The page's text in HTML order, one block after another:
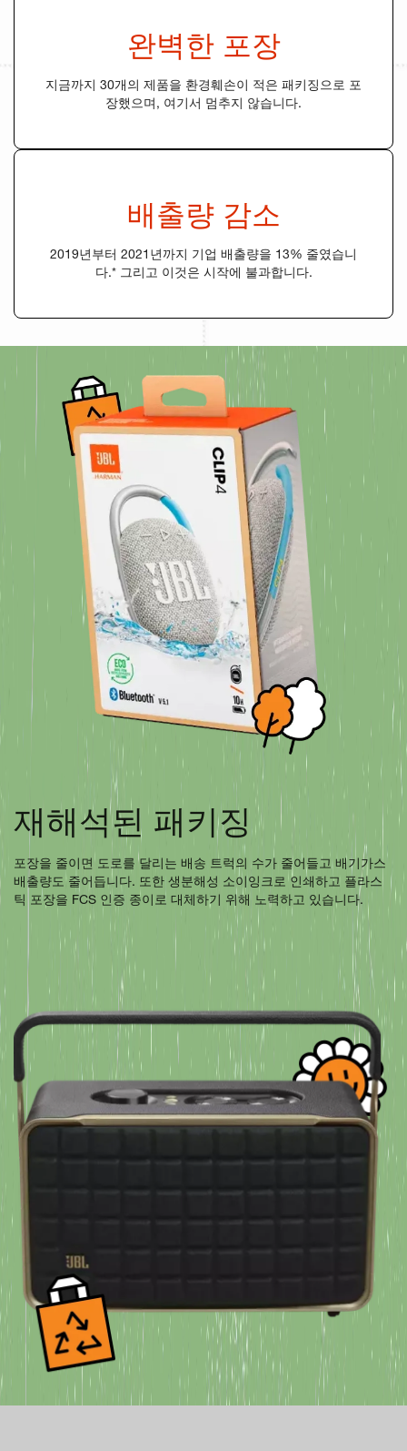
완벽한 포장
지금까지 30개의 제품을 환경훼손이 적은 패키징으로 포
장했으며, 여기서 멈추지 않습니다.
배출량 감소
2019년부터 2021년까지 기업 배출량을 13% 줄였습니
다.* 그리고 이것은 시작에 불과합니다.
재해석된 패키징
포장을 줄이면 도로를 달리는 배송 트럭의 수가 줄어들고 배기가스
배출량도 줄어듭니다. 또한 생분해성 소이잉크로 인쇄하고 플라스
틱 포장을 FCS 인증 종이로 대체하기 위해 노력하고 있습니다.